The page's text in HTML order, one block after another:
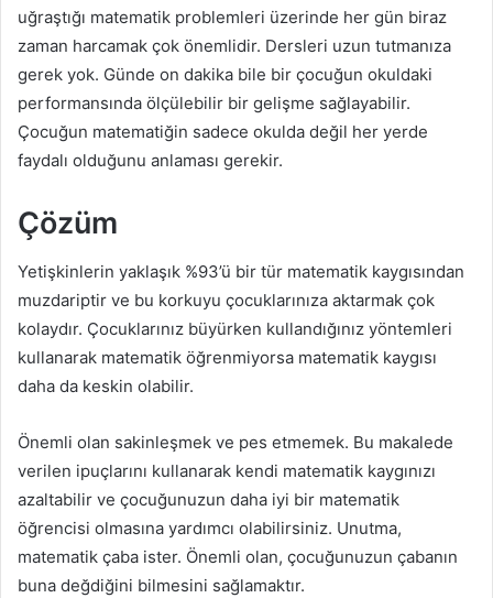
uğraştığı matematik problemleri üzerinde her gün biraz
zaman harcamak çok önemlidir. Dersleri uzun tutmanıza
gerek yok. Günde on dakika bile bir çocuğun okuldaki
performansında ölçülebilir bir gelişme sağlayabilir.
Çocuğun matematiğin sadece okulda değil her yerde
faydalı olduğunu anlaması gerekir.
Çözüm
Yetişkinlerin yaklaşık %93’ü bir tür matematik kaygısından
muzdariptir ve bu korkuyu çocuklarınıza aktarmak çok
kolaydır. Çocuklarınız büyürken kullandığınız yöntemleri
kullanarak matematik öğrenmiyorsa matematik kaygısı
daha da keskin olabilir.
Önemli olan sakinleşmek ve pes etmemek. Bu makalede
verilen ipuçlarını kullanarak kendi matematik kaygınızı
azaltabilir ve çocuğunuzun daha iyi bir matematik
öğrencisi olmasına yardımcı olabilirsiniz. Unutma,
matematik çaba ister. Önemli olan, çocuğunuzun çabanın
buna değdiğini bilmesini sağlamaktır.